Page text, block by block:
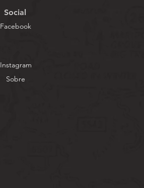
Social
Facebook
Instagram
Sobre